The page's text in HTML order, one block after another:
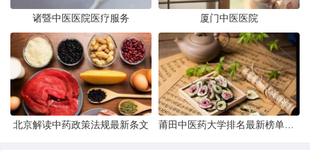
诸暨中医医院医疗服务 厦门中医医院
北京解读中药政策法规最新条文